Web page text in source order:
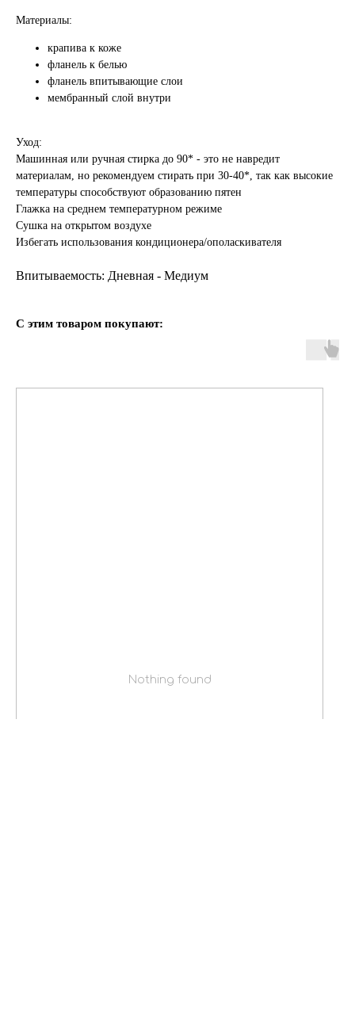
Материалы:
крапива к коже
фланель к белью
фланель впитывающие слои
мембранный слой внутри
Уход:
Машинная или ручная стирка до 90* - это не навредит
материалам, но рекомендуем стирать при 30-40*, так как высокие
температуры способствуют образованию пятен
Глажка на среднем температурном режиме
Сушка на открытом воздухе
Избегать использования кондиционера/ополаскивателя
Впитываемость: Дневная - Медиум
С этим товаром покупают:
Nothing found